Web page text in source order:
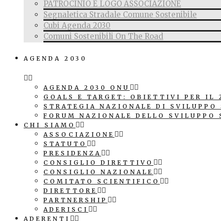
PATROCINIO E LOGO ASSOCIAZIONE
Segnaletica Stradale Comune Sostenibile
Cubi Agenda 2030
Comuni Sostenibili On The Road
AGENDA 2030
AGENDA 2030 ONU
GOALS E TARGET: OBIETTIVI PER IL
STRATEGIA NAZIONALE DI SVILUPPO
FORUM NAZIONALE DELLO SVILUPPO
CHI SIAMO
ASSOCIAZIONE
STATUTO
PRESIDENZA
CONSIGLIO DIRETTIVO
CONSIGLIO NAZIONALE
COMITATO SCIENTIFICO
DIRETTORE
PARTNERSHIP
ADERISCI
ADERENTI